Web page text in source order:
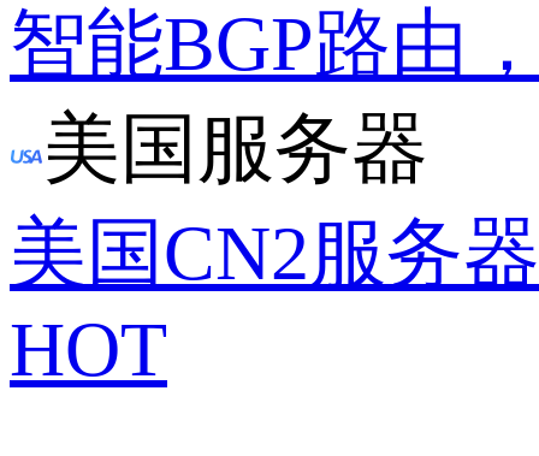
智能BGP路由
美国服务器
美国CN2服务器
HOT